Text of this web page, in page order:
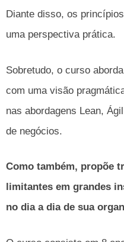
Diante disso, os
uma perspectiva prática.
Sobretudo, o curso
com uma visão
nas abordagens Lean,
de negócios.
Como também, propõe
limitantes em grandes
no dia a dia de sua